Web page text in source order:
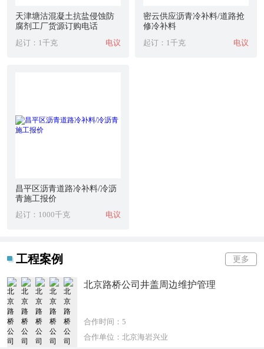
天津塘沽混凝土抗盐侵蚀防
腐剂工厂货源订购电话
起订：1千克 电议
密云供应沥青冷补料/道路抢
修冷补料
起订：1千克 电议
昌平区沥青道路冷补料/冷沥
青施工报价
起订：1000千克 电议
工程案例 更多
北京路桥公司井盖周边维护管理
合作时间：5
合作单位：北京海岩兴业